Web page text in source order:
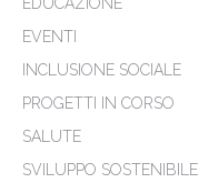
EDUCAZIONE
EVENTI
INCLUSIONE SOCIALE
PROGETTI IN CORSO
SALUTE
SVILUPPO SOSTENIBILE